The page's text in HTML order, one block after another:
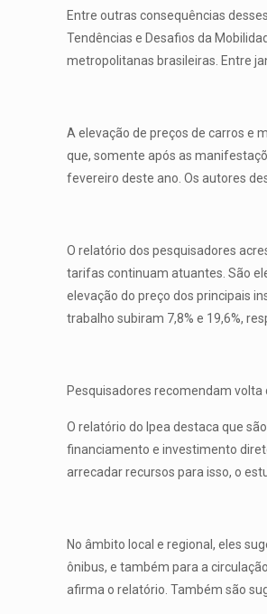
Entre outras consequências
Tendências e Desafios da
metropolitanas brasileiras. Entre
A elevação de preços de carros e
que, somente após as
fevereiro deste ano. Os autores
O relatório dos pesquisadores
tarifas continuam atuantes. São
elevação do preço dos principais
trabalho subiram 7,8% e 19,6%,
Pesquisadores recomendam volta
O relatório do Ipea destaca que
financiamento e investimento
arrecadar recursos para isso, o
No âmbito local e regional, eles
ônibus, e também para a
afirma o relatório. Também são